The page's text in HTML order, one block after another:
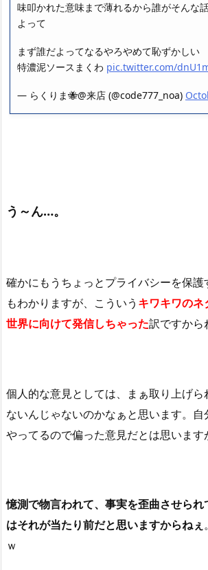
味叩かれた意味まで薄れるから誰がそんな
よって
まず誰だよってなるやろやめて恥ずかしい
特濃泥ソースまくわ pic.twitter.com/
— らくりま🐝@来店 (@code777_noa)
う～ん…。
確かにもうちょっとプライバシーを保護
もわかりますが、こういう キワキワの
世界に向けて発信しちゃった訳ですから
個人的な意見としては、まぁ取り上げ
ないんじゃないのかなぁと思います。
やってるので偏った意見だとは思います
憶測で物言われて、事実を歪曲させら
はそれが当たり前だと思いますからねぇ
ｗ